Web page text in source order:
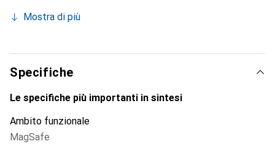
conosciuto a livello internazionale per i suoi prodotti di
cliente esigente.
Mostra di più
Specifiche
Le specifiche più importanti in sintesi
Ambito funzionale
MagSafe